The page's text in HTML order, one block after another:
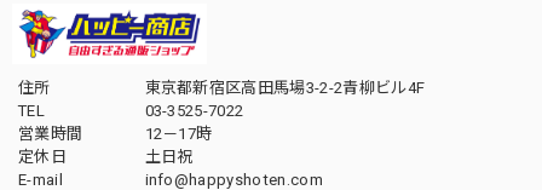
住所
東京都新宿区高田馬場3-2-2青柳ビル4F
TEL
03-3525-7022
営業時間
12－17時
定休日
土日祝
E-mail
info@happyshoten.com